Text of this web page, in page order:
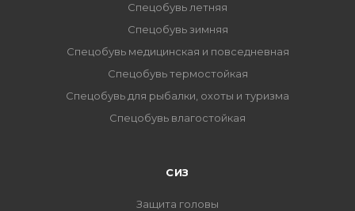
Спецобувь летняя
Спецобувь зимняя
Спецобувь медицинская и повседневная
Спецобувь термостойкая
Спецобувь для рыбалки, охоты и туризма
Спецобувь влагостойкая
СИЗ
Защита головы